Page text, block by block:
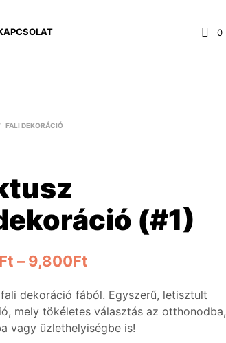
0
FALI DEKORÁCIÓ
(#1)
Ft – 9,800Ft
dekoráció fából. Egyszerű, letisztult
mely tökéletes választás az otthonodba,
vagy üzlethelyiségbe is!